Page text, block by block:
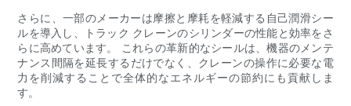
さらに、一部のメーカーは摩​​擦と摩耗を軽減する自己潤滑シー
ルを導入し、トラック クレーンのシリンダーの性能と効率をさ
らに高めています。 これらの革新的なシールは、機器のメンテ
ナンス間隔を延長するだけでなく、クレーンの操作に必要な電
力を削減することで全体的なエネルギーの節約にも貢献しま
す。